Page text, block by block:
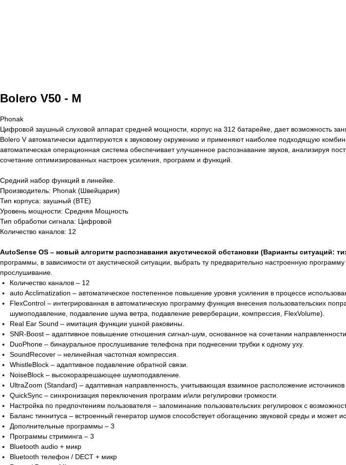
Bolero V50 - M
Phonak
Цифровой заушный слуховой аппарат средней мощности, корпус на 312 батарейке, дает возможность
Bolero V автоматически адаптируются к звуковому окружению и применяют наиболее подходящую
автоматическая операционная система обеспечивает улучшенное распознавание звуков, анализируя
сочетание оптимизированных настроек усиления, программ и функций.
Средний набор функций в линейке.
Производитель: Phonak (Швейцария)
Тип корпуса: заушный (BTE)
Уровень мощности: Средняя Мощность
Тип обработки сигнала: Цифровой
Количество каналов: 12
AutoSense OS – новый алгоритм распознавания акустической обстановки (Варианты ситуаций:
программы, в зависимости от акустической ситуации, выбрать ту предварительно настроенную
прослушивание.
Количество каналов – 12
auto Acclimatization – автоматическое постепенное повышение уровня усиления в процессе
FlexControl – интегрированная в автоматическую программу функция внесения пользовательских
шумоподавление, подавление шума ветра, подавление реверберации, компрессия, FlexVolume).
Real Ear Sound – имитация функции ушной раковины.
SNR-Boost – адаптивное повышение отношения сигнал-шум, основанное на сочетании
DuoPhone – бинауральное прослушивание телефона при поднесении трубки к одному уху.
SoundRecover – нелинейная частотная компрессия.
WhistleBlock – адаптивное подавление обратной связи.
NoiseBlock – высокоразрешающее шумоподавление.
UltraZoom (Standard) – адаптивная направленность, учитывающая взаимное расположение источников
QuickSync – синхронизация переключения программ и/или регулировки громкости.
Настройка по предпочтениям пользователя – запоминание пользовательских регулировок с
Баланс тиннитуса – встроенный генератор шумов способствует обогащению звуковой среды и может
Дополнительные программы – 3
Программы стриминга – 3
Bluetooth audio + микр
Bluetooth телефон / DECT + микр